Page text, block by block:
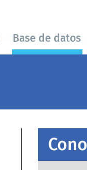
Base de datos